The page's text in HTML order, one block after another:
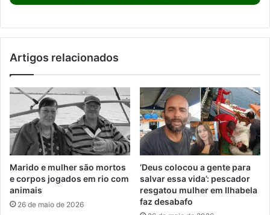
Artigos relacionados
Marido e mulher são mortos
e corpos jogados em rio com
animais
26 de maio de 2026
‘Deus colocou a gente para
salvar essa vida’: pescador
resgatou mulher em Ilhabela
faz desabafo